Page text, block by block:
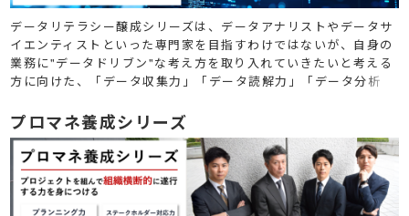
データリテラシー醸成シリーズは、データアナリストやデータサ
イエンティストといった専門家を目指すわけではないが、自身の
業務に"データドリブン"な考え方を取り入れていきたいと考える
方に向けた、「データ収集力」「データ読解力」「データ分析
す。
プロマネ養成シリーズ